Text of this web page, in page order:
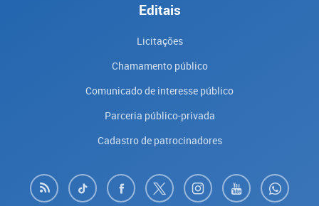
Editais
Licitações
Chamamento público
Comunicado de interesse público
Parceria público-privada
Cadastro de patrocinadores